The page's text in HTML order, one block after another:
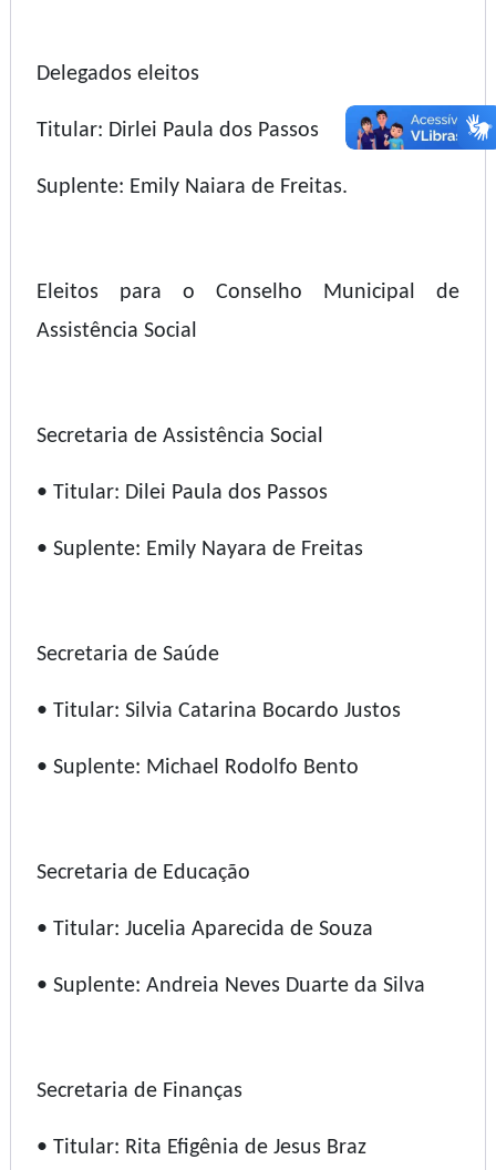
Delegados eleitos
Titular: Dirlei Paula dos Passos
Suplente: Emily Naiara de Freitas.
Eleitos para o Conselho Municipal de
Assistência Social
Secretaria de Assistência Social
• Titular: Dilei Paula dos Passos
• Suplente: Emily Nayara de Freitas
Secretaria de Saúde
• Titular: Silvia Catarina Bocardo Justos
• Suplente: Michael Rodolfo Bento
Secretaria de Educação
• Titular: Jucelia Aparecida de Souza
• Suplente: Andreia Neves Duarte da Silva
Secretaria de Finanças
• Titular: Rita Efigênia de Jesus Braz